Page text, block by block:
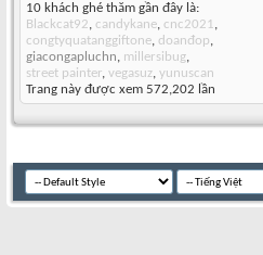
10 khách ghé thăm gần đây là:
Blackcat92, candykane, cnc2021,
congtyquatanggiftone, doanđop,
giacongapluchn, millersibug,
street painter, vegasuz, yunuscan
Trang này được xem 572,202 lần